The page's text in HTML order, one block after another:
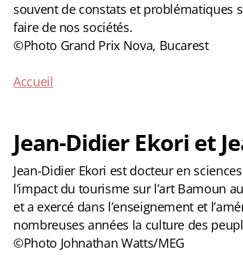
souvent de constats et problématiques
faire de nos sociétés.
©Photo Grand Prix Nova, Bucarest
Accueil
Jean-Didier Ekori et
Jean-Didier Ekori est docteur en
l’impact du tourisme sur l’art Bamoun
et a exercé dans l’enseignement et
nombreuses années la culture des
©Photo Johnathan Watts/MEG